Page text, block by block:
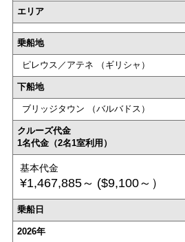
エリア
乗船地
ピレウス／アテネ （ギリシャ）
下船地
ブリッジタウン （バルバドス）
クルーズ代金
1名代金（2名1室利用）
基本代金
¥1,467,885～ ($9,100～）
乗船日
2026年